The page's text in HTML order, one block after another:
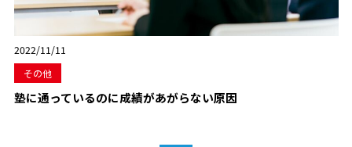
2022/11/11
その他
塾に通っているのに成績があがらない原因